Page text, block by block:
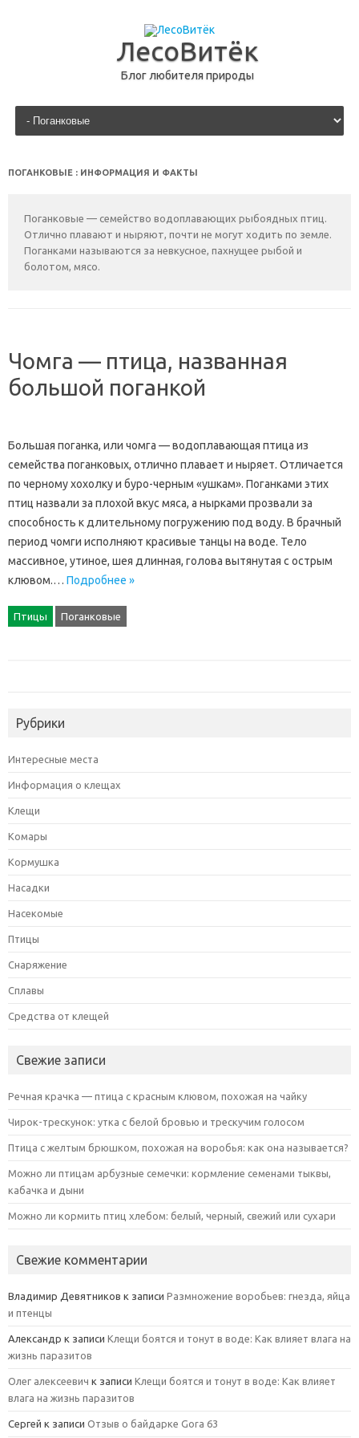
ЛесоВитёк
Блог любителя природы
перейти к содержанию
ПОГАНКОВЫЕ : ИНФОРМАЦИЯ И ФАКТЫ
Поганковые — семейство водоплавающих рыбоядных птиц.
Отлично плавают и ныряют, почти не могут ходить по земле.
Поганками называются за невкусное, пахнущее рыбой и
болотом, мясо.
Чомга — птица, названная
большой поганкой
Большая поганка, или чомга — водоплавающая птица из
семейства поганковых, отлично плавает и ныряет. Отличается
по черному хохолку и буро-черным «ушкам». Поганками этих
птиц назвали за плохой вкус мяса, а нырками прозвали за
способность к длительному погружению под воду. В брачный
период чомги исполняют красивые танцы на воде. Тело
массивное, утиное, шея длинная, голова вытянутая с острым
клювом.… Подробнее »
Птицы Поганковые
Рубрики
Интересные места
Информация о клещах
Клещи
Комары
Кормушка
Насадки
Насекомые
Птицы
Снаряжение
Сплавы
Средства от клещей
Свежие записи
Речная крачка — птица с красным клювом, похожая на чайку
Чирок-трескунок: утка с белой бровью и трескучим голосом
Птица с желтым брюшком, похожая на воробья: как она называется?
Можно ли птицам арбузные семечки: кормление семенами тыквы,
кабачка и дыни
Можно ли кормить птиц хлебом: белый, черный, свежий или сухари
Свежие комментарии
Владимир Девятников к записи Размножение воробьев: гнезда, яйца
и птенцы
Александр к записи Клещи боятся и тонут в воде: Как влияет влага на
жизнь паразитов
Олег алексеевич к записи Клещи боятся и тонут в воде: Как влияет
влага на жизнь паразитов
Сергей к записи Отзыв о байдарке Gora 63